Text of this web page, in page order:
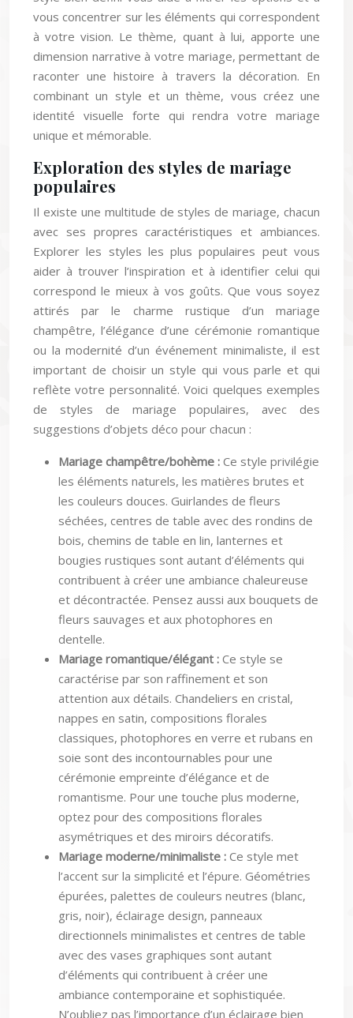
vous concentrer sur les éléments qui correspondent
à votre vision. Le thème, quant à lui, apporte une
dimension narrative à votre mariage, permettant de
raconter une histoire à travers la décoration. En
combinant un style et un thème, vous créez une
identité visuelle forte qui rendra votre mariage
unique et mémorable.
Exploration des styles de mariage
populaires
Il existe une multitude de styles de mariage, chacun
avec ses propres caractéristiques et ambiances.
Explorer les styles les plus populaires peut vous
aider à trouver l’inspiration et à identifier celui qui
correspond le mieux à vos goûts. Que vous soyez
attirés par le charme rustique d’un mariage
champêtre, l’élégance d’une cérémonie romantique
ou la modernité d’un événement minimaliste, il est
important de choisir un style qui vous parle et qui
reflète votre personnalité. Voici quelques exemples
de styles de mariage populaires, avec des
suggestions d’objets déco pour chacun :
Mariage champêtre/bohème : Ce style privilégie
les éléments naturels, les matières brutes et
les couleurs douces. Guirlandes de fleurs
séchées, centres de table avec des rondins de
bois, chemins de table en lin, lanternes et
bougies rustiques sont autant d’éléments qui
contribuent à créer une ambiance chaleureuse
et décontractée. Pensez aussi aux bouquets de
fleurs sauvages et aux photophores en
dentelle.
Mariage romantique/élégant : Ce style se
caractérise par son raffinement et son
attention aux détails. Chandeliers en cristal,
nappes en satin, compositions florales
classiques, photophores en verre et rubans en
soie sont des incontournables pour une
cérémonie empreinte d’élégance et de
romantisme. Pour une touche plus moderne,
optez pour des compositions florales
asymétriques et des miroirs décoratifs.
Mariage moderne/minimaliste : Ce style met
l’accent sur la simplicité et l’épure. Géométries
épurées, palettes de couleurs neutres (blanc,
gris, noir), éclairage design, panneaux
directionnels minimalistes et centres de table
avec des vases graphiques sont autant
d’éléments qui contribuent à créer une
ambiance contemporaine et sophistiquée.
N’oubliez pas l’importance d’un éclairage bien